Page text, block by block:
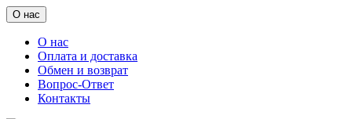
О нас
О нас
Оплата и доставка
Обмен и возврат
Вопрос-Ответ
Контакты